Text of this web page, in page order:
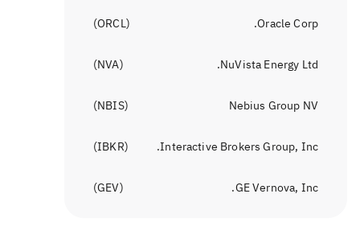
Oracle Corp.
(
ORCL
)
NuVista Energy Ltd.
(
NVA
)
Nebius Group NV
(
NBIS
)
Interactive Brokers Group, Inc.
(
IBKR
)
GE Vernova, Inc.
(
GEV
)